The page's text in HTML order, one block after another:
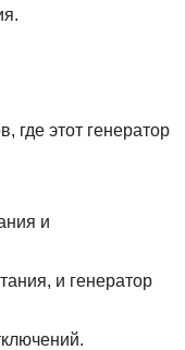
где этот генератор
и
и генератор